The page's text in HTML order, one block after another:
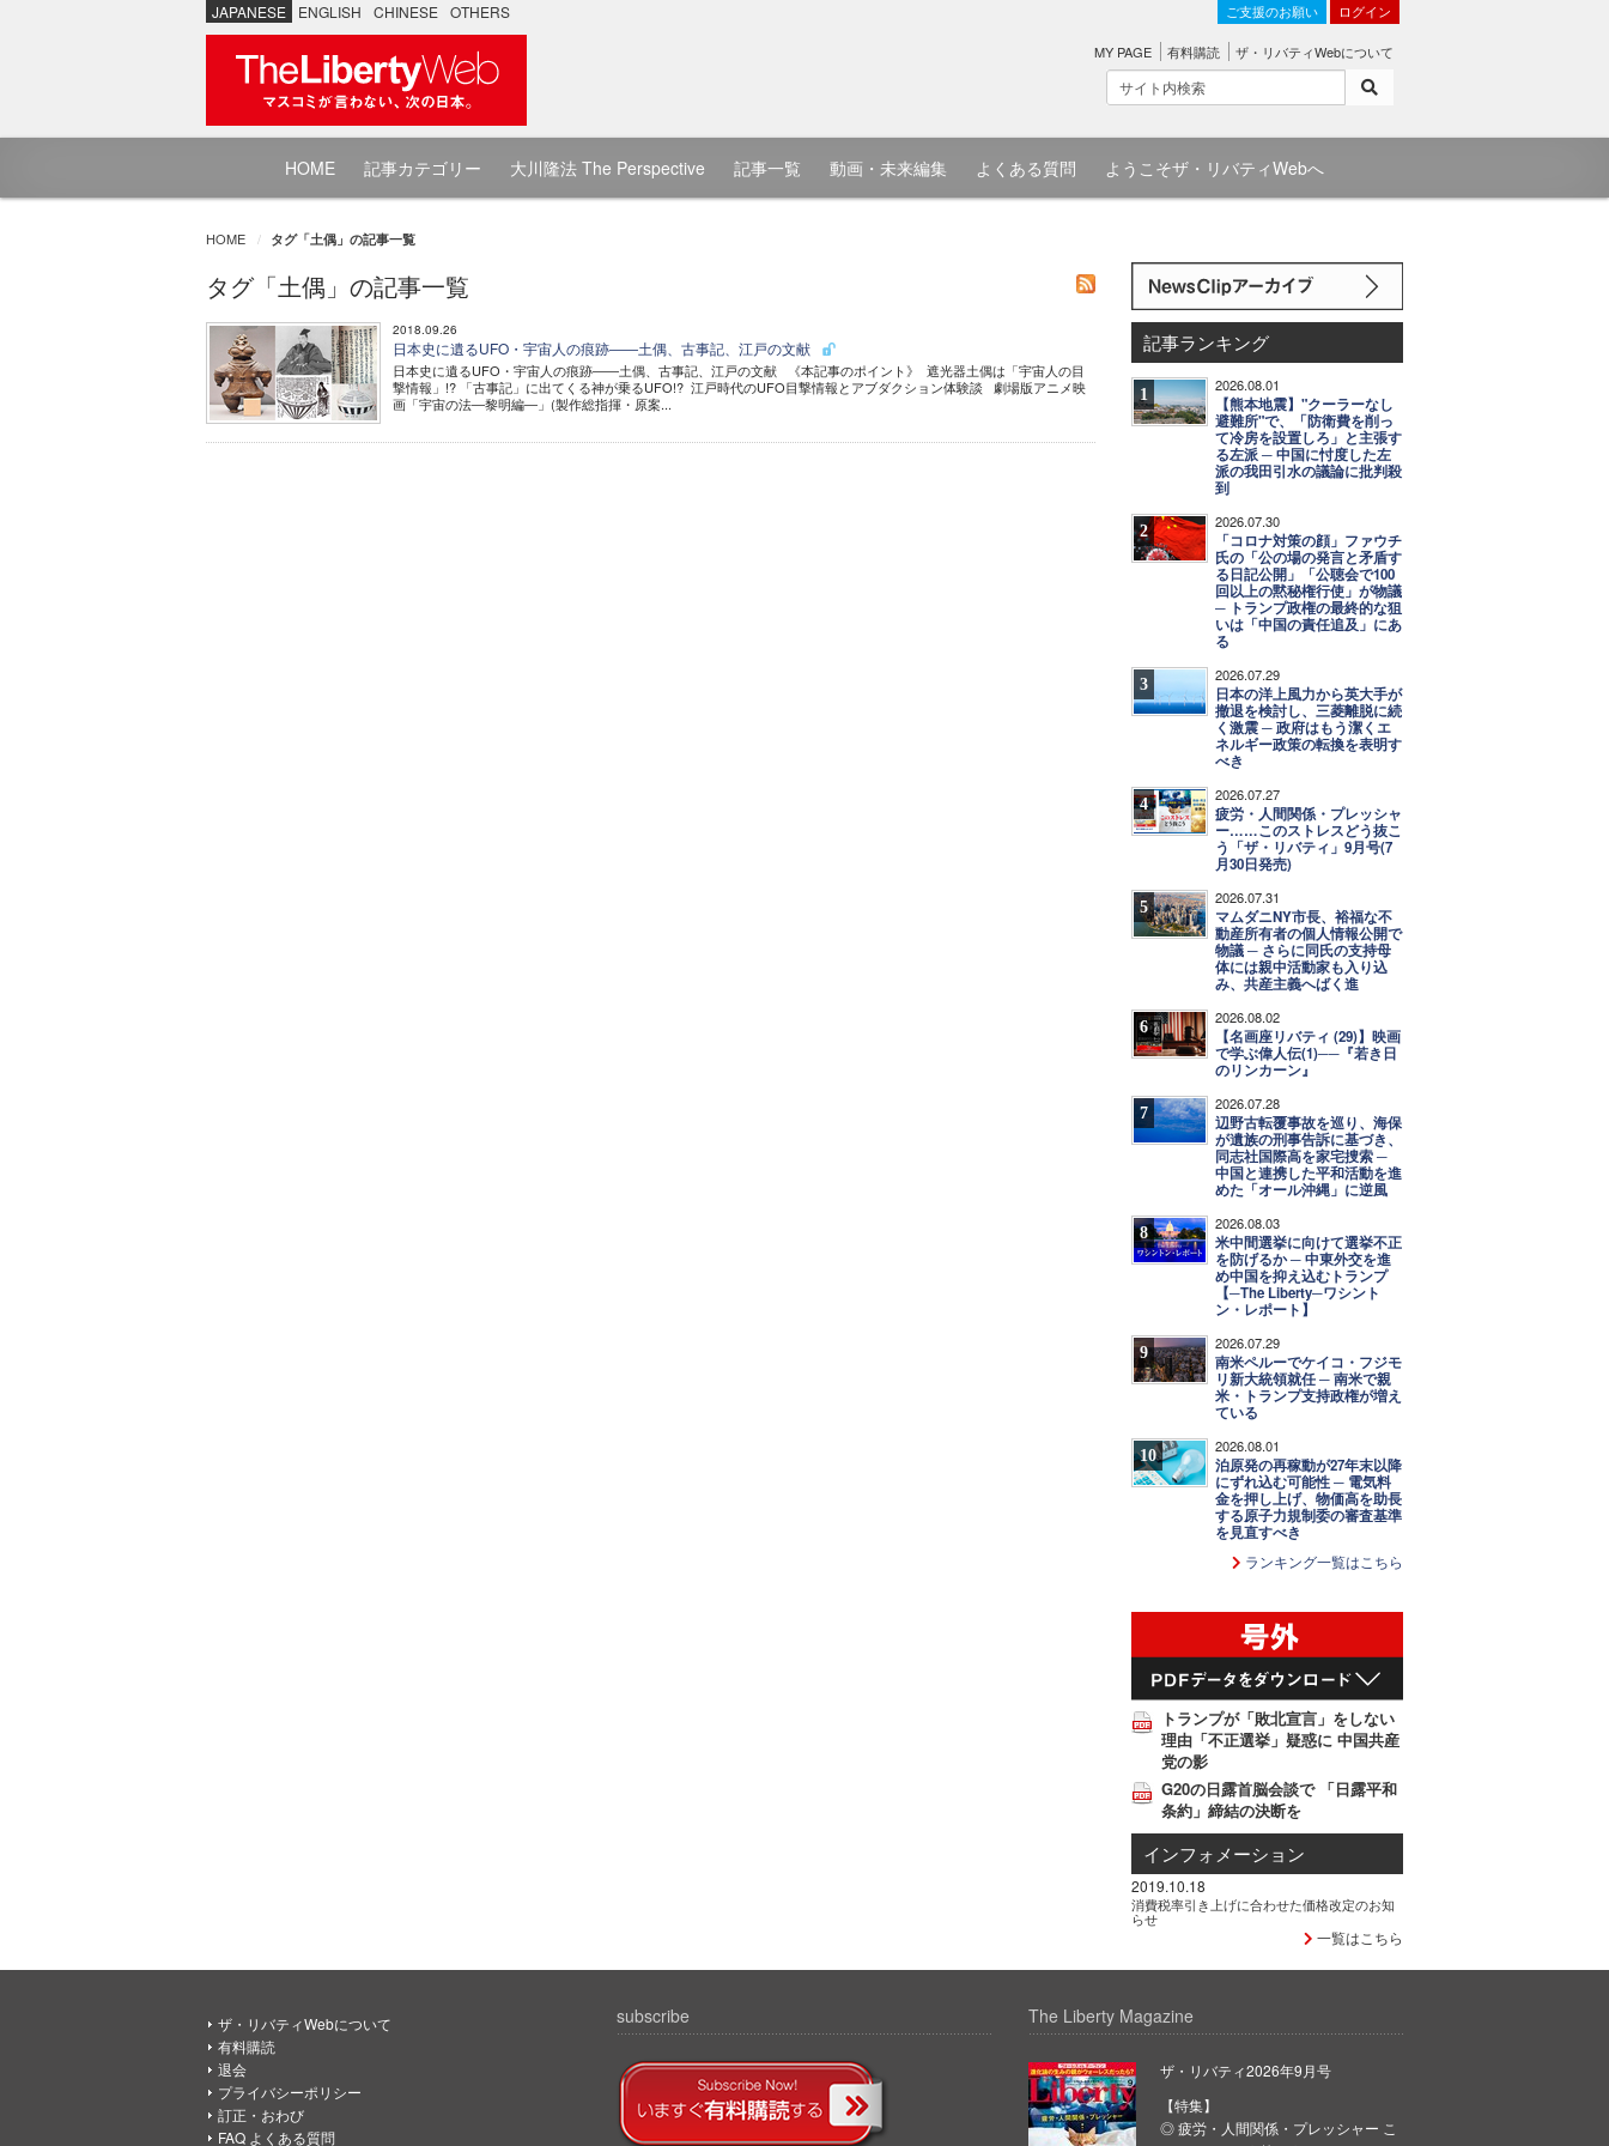
JAPANESE ENGLISH CHINESE OTHERS ご支援のお願い ログイン
MY PAGE 有料購読 ザ・リバティWebについて
HOME 記事カテゴリー 大川隆法 The Perspective 記事一覧 動画・未来編集 よくある質問 ようこそザ・リバティWebへ
HOME タグ「土偶」の記事一覧
タグ「土偶」の記事一覧
2018.09.26
日本史に遺るUFO・宇宙人の痕跡――土偶、古事記、江戸の文献
日本史に遺るUFO・宇宙人の痕跡――土偶、古事記、江戸の文献 《本記事のポイント》 遮光器土偶は「宇宙人の目
撃情報」!? 「古事記」に出てくる神が乗るUFO!? 江戸時代のUFO目撃情報とアブダクション体験談 劇場版アニメ映
画「宇宙の法―黎明編―」(製作総指揮・原案...
記事ランキング
1 2026.08.01
【熊本地震】"クーラーなし
避難所"で、「防衛費を削っ
て冷房を設置しろ」と主張す
る左派 ─ 中国に忖度した左
派の我田引水の議論に批判殺
到
2 2026.07.30
「コロナ対策の顔」ファウチ
氏の「公の場の発言と矛盾す
る日記公開」「公聴会で100
回以上の黙秘権行使」が物議
─ トランプ政権の最終的な狙
いは「中国の責任追及」にあ
る
3 2026.07.29
日本の洋上風力から英大手が
撤退を検討し、三菱離脱に続
く激震 ─ 政府はもう潔くエ
ネルギー政策の転換を表明す
べき
4 2026.07.27
疲労・人間関係・プレッシャ
ー……このストレスどう抜こ
う「ザ・リバティ」9月号(7
月30日発売)
5 2026.07.31
マムダニNY市長、裕福な不
動産所有者の個人情報公開で
物議 ─ さらに同氏の支持母
体には親中活動家も入り込
み、共産主義へばく進
6 2026.08.02
【名画座リバティ (29)】映画
で学ぶ偉人伝(1)──『若き日
のリンカーン』
7 2026.07.28
辺野古転覆事故を巡り、海保
が遺族の刑事告訴に基づき、
同志社国際高を家宅捜索 ─
中国と連携した平和活動を進
めた「オール沖縄」に逆風
8 2026.08.03
米中間選挙に向けて選挙不正
を防げるか ─ 中東外交を進
め中国を抑え込むトランプ
【─The Liberty─ワシント
ン・レポート】
9 2026.07.29
南米ペルーでケイコ・フジモ
リ新大統領就任 ─ 南米で親
米・トランプ支持政権が増え
ている
10 2026.08.01
泊原発の再稼動が27年末以降
にずれ込む可能性 ─ 電気料
金を押し上げ、物価高を助長
する原子力規制委の審査基準
を見直すべき
ランキング一覧はこちら
トランプが「敗北宣言」をしない
理由「不正選挙」疑惑に 中国共産
党の影
G20の日露首脳会談で 「日露平和
条約」締結の決断を
インフォメーション
2019.10.18
消費税率引き上げに合わせた価格改定のお知
らせ
一覧はこちら
ザ・リバティWebについて
有料購読
退会
プライバシーポリシー
訂正・おわび
FAQ よくある質問
subscribe The Liberty Magazine
ザ・リバティ2026年9月号
【特集】
◎ 疲労・人間関係・プレッシャー こ